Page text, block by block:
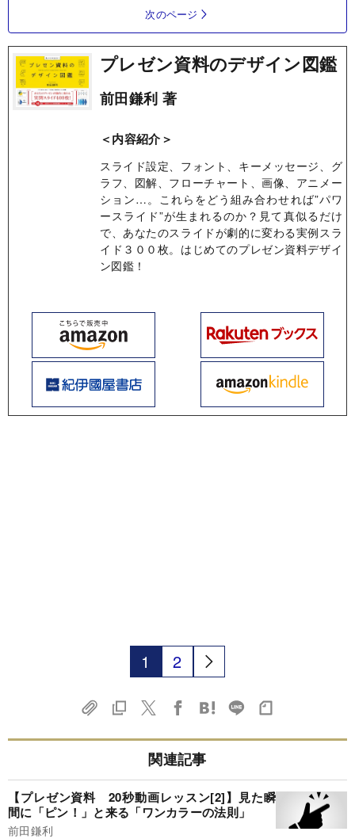
次のページ
プレゼン資料のデザイン図鑑
前田鎌利 著
＜内容紹介＞
スライド設定、フォント、キーメッセージ、グ
ラフ、図解、フローチャート、画像、アニメー
ション…。これらをどう組み合わせれば”パワ
ースライド”が生まれるのか？見て真似るだけ
で、あなたのスライドが劇的に変わる実例スラ
イド３００枚。はじめてのプレゼン資料デザイ
ン図鑑！
1 2
関連記事
【プレゼン資料 20秒動画レッスン[2]】見た瞬
間に「ピン！」と来る「ワンカラーの法則」
前田鎌利